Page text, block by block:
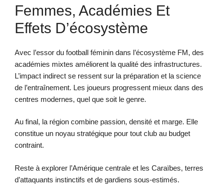
Femmes, Académies Et
Effets D’écosystème
Avec l’essor du football féminin dans l’écosystème FM, des
académies mixtes améliorent la qualité des infrastructures.
L’impact indirect se ressent sur la préparation et la science
de l’entraînement. Les joueurs progressent mieux dans des
centres modernes, quel que soit le genre.
Au final, la région combine passion, densité et marge. Elle
constitue un noyau stratégique pour tout club au budget
contraint.
Reste à explorer l’Amérique centrale et les Caraïbes, terres
d’attaquants instinctifs et de gardiens sous-estimés.